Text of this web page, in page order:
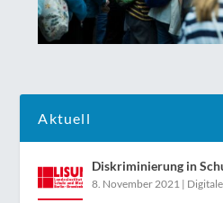
Aktuell
Diskriminierung in
8. November 2021 |